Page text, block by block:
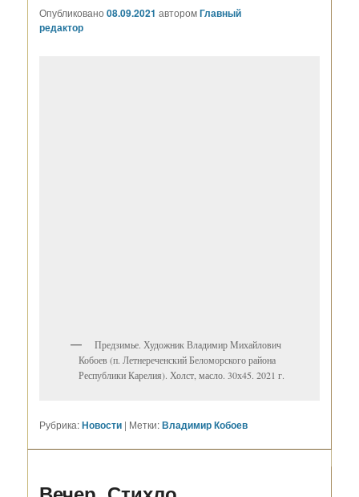
Опубликовано08.09.2021 авторомГлавный
редактор
Предзимье. Художник Владимир Михайлович
Кобоев (п. Летнереченский Беломорского района
Республики Карелия). Холст, масло. 30х45. 2021 г.
Рубрика:Новости | Метки:Владимир Кобоев